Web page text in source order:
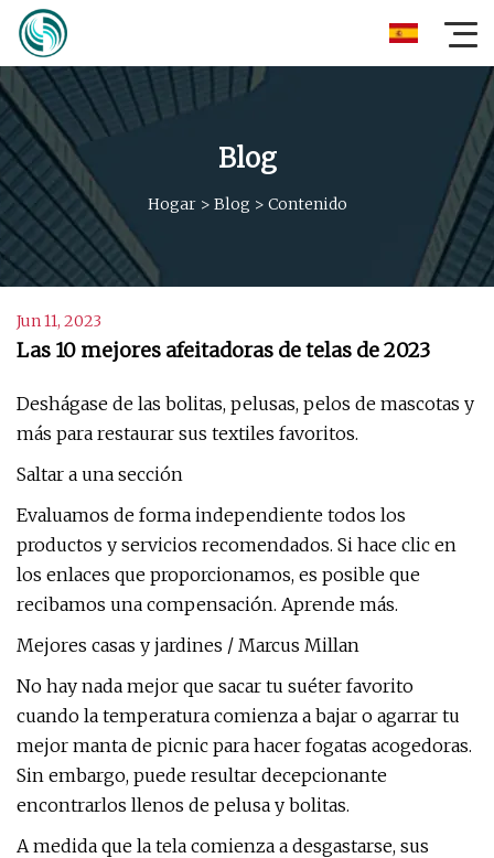
Blog
Hogar> Blog > Contenido
Jun 11, 2023
Las 10 mejores afeitadoras de telas de 2023
Deshágase de las bolitas, pelusas, pelos de mascotas y
más para restaurar sus textiles favoritos.
Saltar a una sección
Evaluamos de forma independiente todos los
productos y servicios recomendados. Si hace clic en
los enlaces que proporcionamos, es posible que
recibamos una compensación. Aprende más.
Mejores casas y jardines / Marcus Millan
No hay nada mejor que sacar tu suéter favorito
cuando la temperatura comienza a bajar o agarrar tu
mejor manta de picnic para hacer fogatas acogedoras.
Sin embargo, puede resultar decepcionante
encontrarlos llenos de pelusa y bolitas.
A medida que la tela comienza a desgastarse, sus